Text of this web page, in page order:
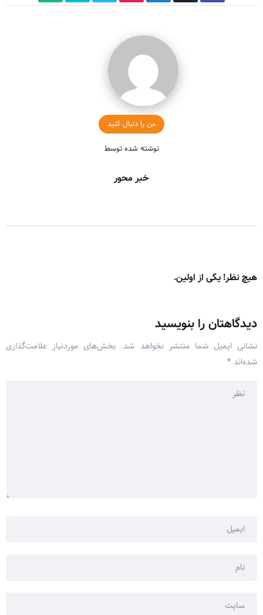
من را دنبال کنید
نوشته شده توسط
خبر محور
هیچ نظر! یکی از اولین.
دیدگاهتان را بنویسید
نشانی ایمیل شما منتشر نخواهد شد. بخش‌های موردنیاز علامت‌گذاری
شده‌اند *